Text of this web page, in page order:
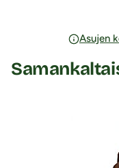
Asujen